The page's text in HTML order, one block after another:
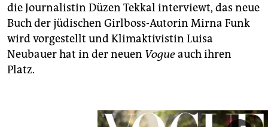
die Journalistin Düzen Tekkal interviewt, das neue
Buch der jüdischen Girlboss-Autorin Mirna Funk
wird vorgestellt und Klimaktivistin Luisa
Neubauer hat in der neuen Vogueauch ihren
Platz.